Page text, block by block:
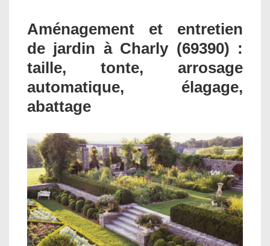
Aménagement et entretien
de jardin à Charly (69390) :
taille, tonte, arrosage
automatique, élagage,
abattage